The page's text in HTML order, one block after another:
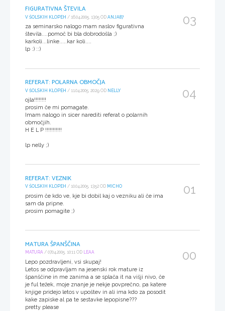
FIGURATIVNA ŠTEVILA
V ŠOLSKIH KLOPEH / 16.04.2005, 13:05 OD ANJA87
za seminarsko nalogo mam naslov figurativna
števila....pomoč bi bla dobrodošla ;)
karkoli...linke.....kar koli....
lp :) ::)
03
REFERAT: POLARNA OBMOČJA
V ŠOLSKIH KLOPEH / 11.04.2005, 20:29 OD NELLY
ojla!!!!!!!!
prosim če mi pomagate.
Imam nalogo in sicer narediti referat o polarnih
območjih.
H E L P !!!!!!!!!!!
lp nelly ;)
04
REFERAT: VEZNIK
V ŠOLSKIH KLOPEH / 10.04.2005, 13:52 OD MICHO
prosim če kdo ve, kje bi dobil kaj o vezniku ali če ima
sam da pripne.
prosim pomagite ;)
01
MATURA ŠPANŠČINA
MATURA / 07.04.2005, 10:11 OD LEAA
Lepo pozdravljeni, vsi skupaj!
Letos se odpravljam na jesenski rok mature iz
španščine in me zanima a se splača it na višji nivo, če
je ful težek, moje znanje je nekje povprečno, pa katere
knjige pridejo letos v upoštev in ali ima kdo za posodit
kake zapiske al pa te sestavke lepopisne???
pretty please
00